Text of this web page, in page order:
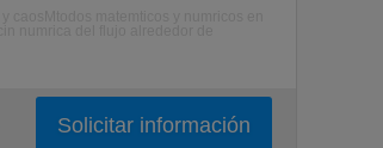
Solicitar información